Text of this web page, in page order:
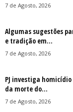
7 de Agosto, 2026
Algumas sugestões
e tradição em...
7 de Agosto, 2026
PJ investiga
da morte do...
7 de Agosto, 2026